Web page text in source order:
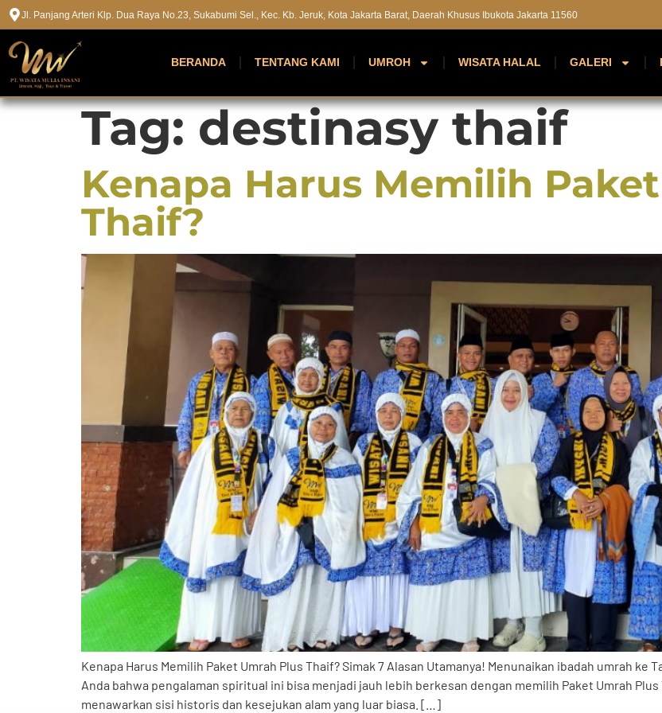
Jl. Panjang Arteri Klp. Dua Raya No.23, Sukabumi Sel., Kec. Kb. Jeruk, Kota Jakarta Barat, Daerah Khusus Ibukota Jakarta 11560
BERANDA TENTANG KAMI UMROH WISATA HALAL GALERI
Tag:destinasy thaif
Kenapa Harus Memilih
Thaif?
Kenapa Harus Memilih Paket Umrah Plus Thaif? Simak 7 Alasan Utamanya! Menunaikan ibadah umrah ke
Anda bahwa pengalaman spiritual ini bisa menjadi jauh lebih berkesan dengan memilih Paket Umrah
menawarkan sisi historis dan kesejukan alam yang luar biasa. […]